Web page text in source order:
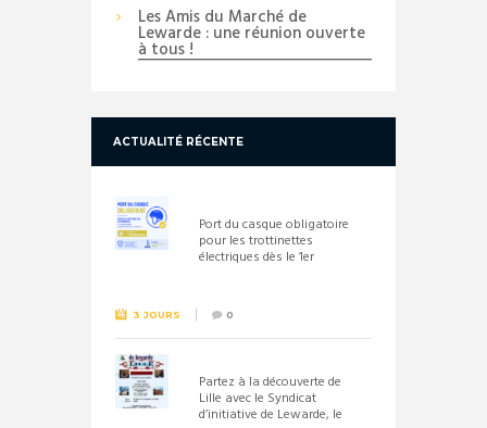
Les Amis du Marché de
Lewarde : une réunion ouverte
à tous !
ACTUALITÉ RÉCENTE
Port du casque obligatoire
pour les trottinettes
électriques dès le 1er
3 JOURS 0
Partez à la découverte de
Lille avec le Syndicat
d’initiative de Lewarde, le